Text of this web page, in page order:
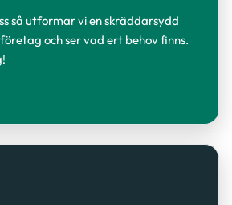
så utformar vi en skräddarsydd
och ser vad ert behov finns.